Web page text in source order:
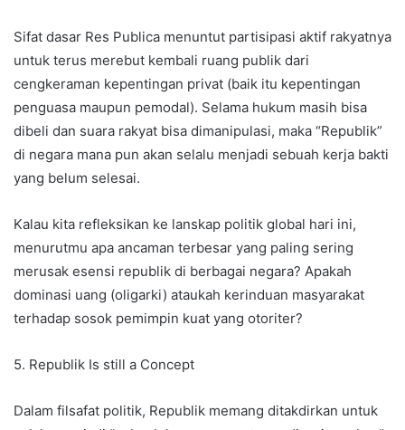
​Sifat dasar Res Publica menuntut partisipasi aktif rakyatnya
untuk terus merebut kembali ruang publik dari
cengkeraman kepentingan privat (baik itu kepentingan
penguasa maupun pemodal). Selama hukum masih bisa
dibeli dan suara rakyat bisa dimanipulasi, maka “Republik”
di negara mana pun akan selalu menjadi sebuah kerja bakti
yang belum selesai.
​Kalau kita refleksikan ke lanskap politik global hari ini,
menurutmu apa ancaman terbesar yang paling sering
merusak esensi republik di berbagai negara? Apakah
dominasi uang (oligarki) ataukah kerinduan masyarakat
terhadap sosok pemimpin kuat yang otoriter?
5. Republik Is still a Concept
Dalam filsafat politik, Republik memang ditakdirkan untuk